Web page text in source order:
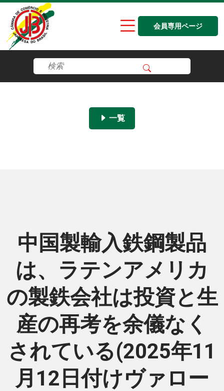
会員専用ページ
一覧
中国製輸入鉄鋼製品
は、ラテンアメリカ
の製鉄会社は投資と生
産の再考を余儀なく
されている(2025年11
月12日付けヴァロー